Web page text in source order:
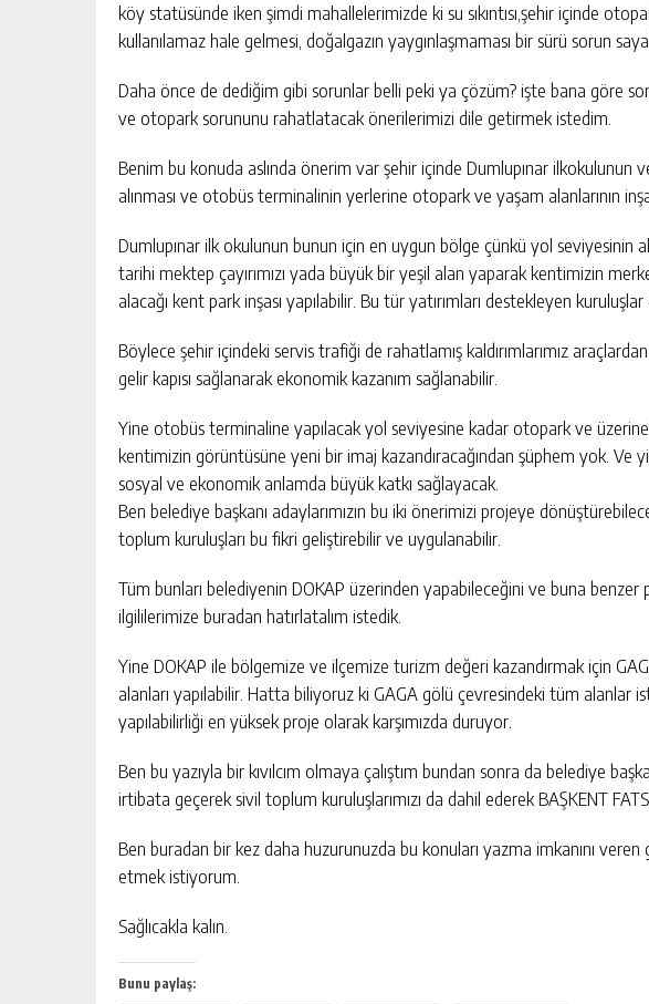
köy statüsünde iken şimdi mahallelerimizde ki su sıkıntısı,şehir içinde
kullanılamaz hale gelmesi, doğalgazın yaygınlaşmaması bir sürü sorun
Daha önce de dediğim gibi sorunlar belli peki ya çözüm? işte bana göre
ve otopark sorununu rahatlatacak önerilerimizi dile getirmek istedim.
Benim bu konuda aslında önerim var şehir içinde Dumlupınar ilkokulunun
alınması ve otobüs terminalinin yerlerine otopark ve yaşam alanlarının
Dumlupınar ilk okulunun bunun için en uygun bölge çünkü yol seviyesinin
tarihi mektep çayırımızı yada büyük bir yeşil alan yaparak kentimizin
alacağı kent park inşası yapılabilir. Bu tür yatırımları destekleyen kuruluşlar
Böylece şehir içindeki servis trafiği de rahatlamış kaldırımlarımız
gelir kapısı sağlanarak ekonomik kazanım sağlanabilir.
Yine otobüs terminaline yapılacak yol seviyesine kadar otopark ve
kentimizin görüntüsüne yeni bir imaj kazandıracağından şüphem yok. Ve
sosyal ve ekonomik anlamda büyük katkı sağlayacak.
Ben belediye başkanı adaylarımızın bu iki önerimizi projeye
toplum kuruluşları bu fikri geliştirebilir ve uygulanabilir.
Tüm bunları belediyenin DOKAP üzerinden yapabileceğini ve buna benzer
ilgililerimize buradan hatırlatalım istedik.
Yine DOKAP ile bölgemize ve ilçemize turizm değeri kazandırmak için
alanları yapılabilir. Hatta biliyoruz ki GAGA gölü çevresindeki tüm alanlar
yapılabilirliği en yüksek proje olarak karşımızda duruyor.
Ben bu yazıyla bir kıvılcım olmaya çalıştım bundan sonra da belediye
irtibata geçerek sivil toplum kuruluşlarımızı da dahil ederek BAŞKENT
Ben buradan bir kez daha huzurunuzda bu konuları yazma imkanını
etmek istiyorum.
Sağlıcakla kalın.
Bunu paylaş: